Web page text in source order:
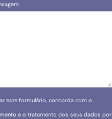
this field empty.
este formulário, concorda com o
e o tratamento dos seus dados por